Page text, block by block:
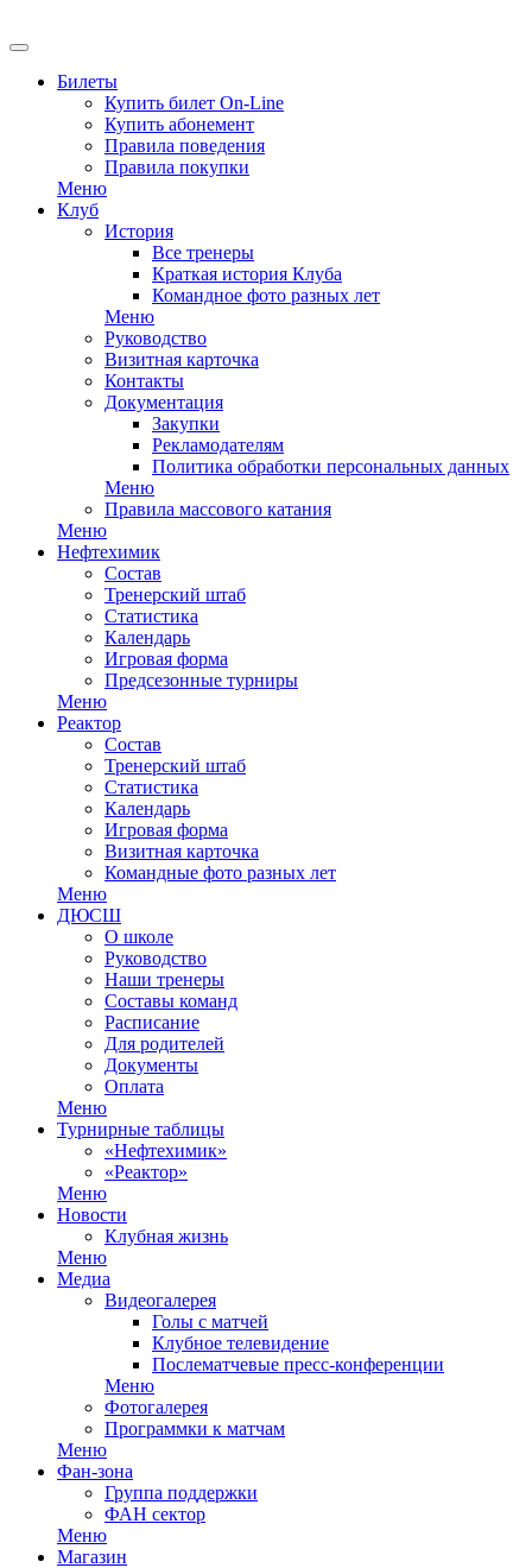
Билеты
Купить билет On-Line
Купить абонемент
Правила поведения
Правила покупки
Меню
Клуб
История
Все тренеры
Краткая история Клуба
Командное фото разных лет
Меню
Руководство
Визитная карточка
Контакты
Документация
Закупки
Рекламодателям
Политика обработки персональных данных
Меню
Правила массового катания
Меню
Нефтехимик
Состав
Тренерский штаб
Статистика
Календарь
Игровая форма
Предсезонные турниры
Меню
Реактор
Состав
Тренерский штаб
Статистика
Календарь
Игровая форма
Визитная карточка
Командные фото разных лет
Меню
ДЮСШ
О школе
Руководство
Наши тренеры
Составы команд
Расписание
Для родителей
Документы
Оплата
Меню
Турнирные таблицы
«Нефтехимик»
«Реактор»
Меню
Новости
Клубная жизнь
Меню
Медиа
Видеогалерея
Голы с матчей
Клубное телевидение
Послематчевые пресс-конференции
Меню
Фотогалерея
Программки к матчам
Меню
Фан-зона
Группа поддержки
ФАН сектор
Меню
Магазин